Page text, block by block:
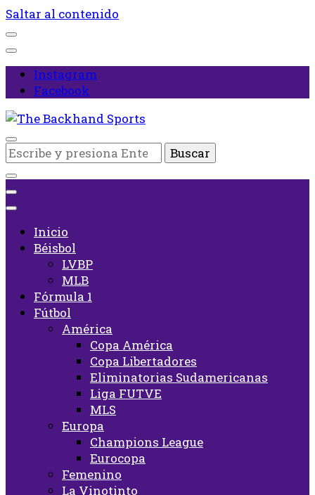
Saltar al contenido
Instagram
Facebook
The Backhand Sports
Inicio
¿Buscas
algo?
Inicio
Béisbol
LVBP
MLB
Fórmula 1
Fútbol
América
Copa América
Copa Libertadores
Eliminatorias Sudamericanas
Liga FUTVE
MLS
Europa
Champions League
Eurocopa
Femenino
La Vinotinto